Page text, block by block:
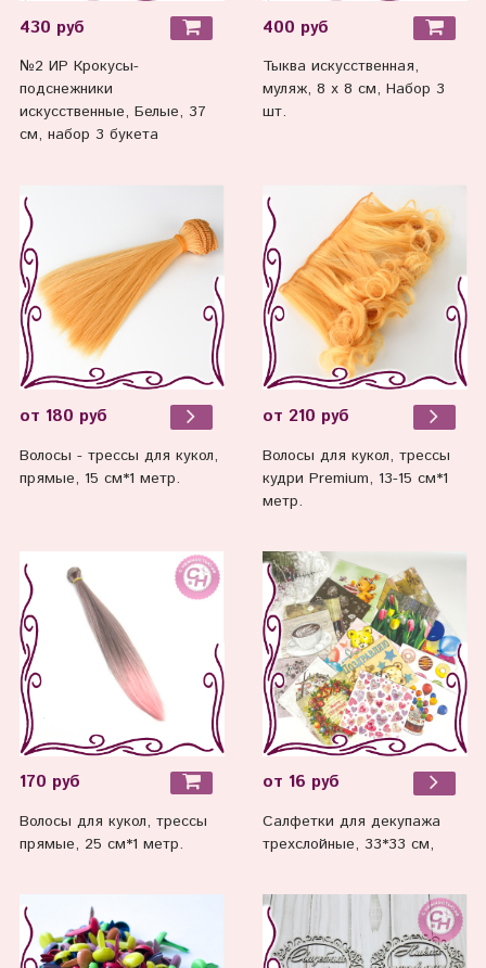
430 руб
№2 ИР Крокусы-
подснежники
искусственные, Белые, 37
см, набор 3 букета
400 руб
Тыква искусственная,
муляж, 8 х 8 см, Набор 3
шт.
от 180 руб
Волосы - трессы для кукол,
прямые, 15 см*1 метр.
от 210 руб
Волосы для кукол, трессы
кудри Premium, 13-15 см*1
метр.
170 руб
Волосы для кукол, трессы
прямые, 25 см*1 метр.
от 16 руб
Салфетки для декупажа
трехслойные, 33*33 см,